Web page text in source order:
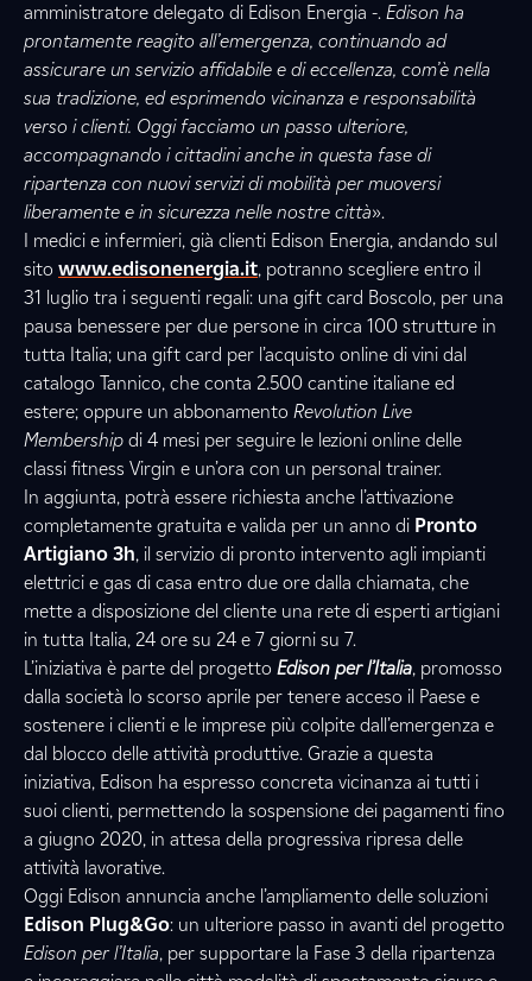
amministratore delegato di Edison Energia -. Edison ha
prontamente reagito all’emergenza, continuando ad
assicurare un servizio affidabile e di eccellenza, com’è nella
sua tradizione, ed esprimendo vicinanza e responsabilità
verso i clienti. Oggi facciamo un passo ulteriore,
accompagnando i cittadini anche in questa fase di
ripartenza con nuovi servizi di mobilità per muoversi
liberamente e in sicurezza nelle nostre città».
I medici e infermieri, già clienti Edison Energia, andando sul
sito www.edisonenergia.it, potranno scegliere entro il
31 luglio tra i seguenti regali: una gift card Boscolo, per una
pausa benessere per due persone in circa 100 strutture in
tutta Italia; una gift card per l’acquisto online di vini dal
catalogo Tannico, che conta 2.500 cantine italiane ed
estere; oppure un abbonamento Revolution Live
Membership di 4 mesi per seguire le lezioni online delle
classi fitness Virgin e un’ora con un personal trainer.
In aggiunta, potrà essere richiesta anche l’attivazione
completamente gratuita e valida per un anno di Pronto
Artigiano 3h, il servizio di pronto intervento agli impianti
elettrici e gas di casa entro due ore dalla chiamata, che
mette a disposizione del cliente una rete di esperti artigiani
in tutta Italia, 24 ore su 24 e 7 giorni su 7.
L’iniziativa è parte del progetto Edison per l’Italia, promosso
dalla società lo scorso aprile per tenere acceso il Paese e
sostenere i clienti e le imprese più colpite dall’emergenza e
dal blocco delle attività produttive. Grazie a questa
iniziativa, Edison ha espresso concreta vicinanza ai tutti i
suoi clienti, permettendo la sospensione dei pagamenti fino
a giugno 2020, in attesa della progressiva ripresa delle
attività lavorative.
Oggi Edison annuncia anche l’ampliamento delle soluzioni
Edison Plug&Go: un ulteriore passo in avanti del progetto
Edison per l’Italia, per supportare la Fase 3 della ripartenza